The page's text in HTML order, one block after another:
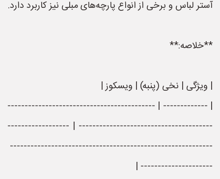
آستر لباس و برخی از انواع پارچه‌های مبلی نیز کاربرد دارد.
**خلاصه:**
| ویژگی | نخی (پنبه) | ویسکوز |
| ------------- | -------------------------------------------
--------------------------------------- | ------------------
-----------------------------------------------------------
--------------------- |